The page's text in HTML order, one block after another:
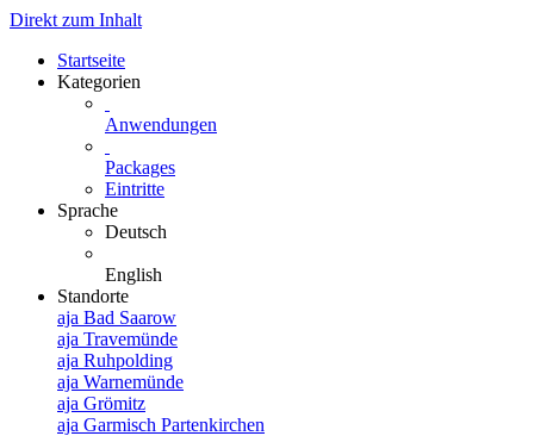
Direkt zum Inhalt
Startseite
Kategorien
Anwendungen
Packages
Eintritte
Sprache
Deutsch
English
Standorte
aja Bad Saarow
aja Travemünde
aja Ruhpolding
aja Warnemünde
aja Grömitz
aja Garmisch Partenkirchen